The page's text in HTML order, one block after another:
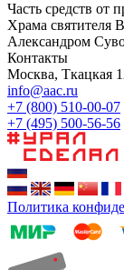
Часть средств от
Храма святителя
Александром
Контакты
Москва, Ткацкая
info@aac.ru
+7 (800) 510-00-07
+7 (495) 500-56-56
Политика